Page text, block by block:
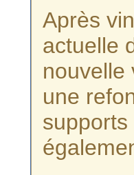
Après
actuelle
nouvelle
une